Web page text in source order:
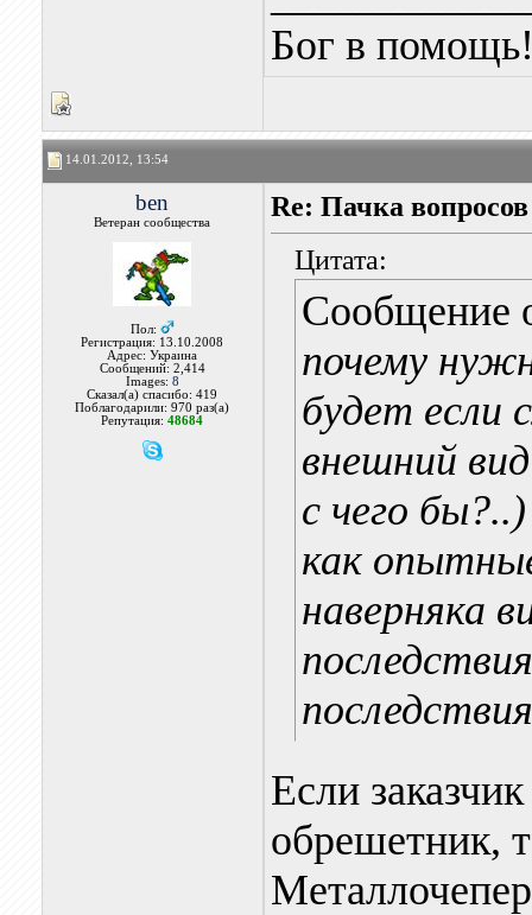
Бог в
14.01.2012, 13:54
ben
Ветеран сообщества
Пол:
Регистрация: 13.10.2008
Адрес: Украина
Сообщений: 2,414
Images: 8
Сказал(а) спасибо: 419
Поблагодарили: 970 раз(а)
Репутация:48684
Re: Пачка
Цитата:
Сообщение
почему
будет если
внешний
с чего
как
наверняка
Если
обрешетник,